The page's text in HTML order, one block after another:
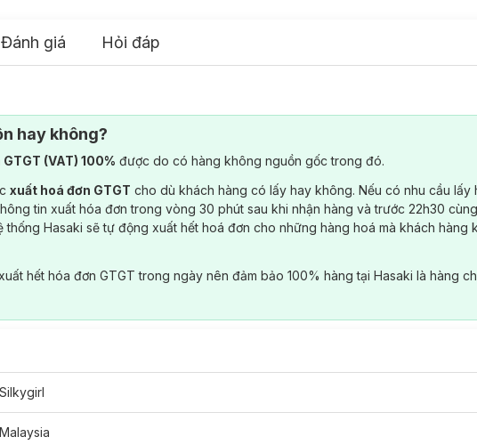
Đánh giá Hỏi đáp
hay không?
(VAT) 100% được do có hàng không nguồn gốc trong đó.
xuất hoá đơn GTGT cho dù khách hàng có lấy hay không. Nếu có nhu cầu lấy
tin xuất hóa đơn trong vòng 30 phút sau khi nhận hàng và trước 22h30
Hasaki sẽ tự động xuất hết hoá đơn cho những hàng hoá mà khách hàng
hết hóa đơn GTGT trong ngày nên đảm bảo 100% hàng tại Hasaki là hàng
Silkygirl
Malaysia